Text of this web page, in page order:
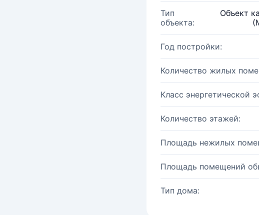
Тип
объекта:
Объект
Год постройки:
Количество жилых
Класс энергетической
Количество этажей:
Площадь нежилых
Площадь помещений
Тип дома: